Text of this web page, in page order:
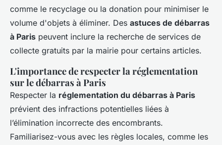
comme le recyclage ou la donation pour minimiser le
volume d'objets à éliminer. Des astuces de débarras
à Paris peuvent inclure la recherche de services de
collecte gratuits par la mairie pour certains articles.
L'importance de respecter la réglementation
sur le débarras à Paris
Respecter la réglementation du débarras à Paris
prévient des infractions potentielles liées à
l’élimination incorrecte des encombrants.
Familiarisez-vous avec les règles locales, comme les